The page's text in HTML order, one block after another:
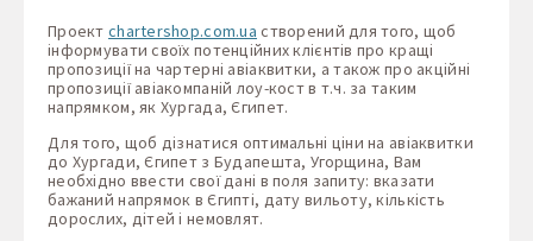
Проект chartershop.com.ua створений для того, щоб
інформувати своїх потенційних клієнтів про кращі
пропозиції на чартерні авіаквитки, а також про акційні
пропозиції авіакомпаній лоу-кост в т.ч. за таким
напрямком, як Хургада, Єгипет.
Для того, щоб дізнатися оптимальні ціни на авіаквитки
до Хургади, Єгипет з Будапешта, Угорщина, Вам
необхідно ввести свої дані в поля запиту: вказати
бажаний напрямок в Єгипті, дату вильоту, кількість
дорослих, дітей і немовлят.